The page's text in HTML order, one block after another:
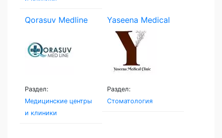
Qorasuv Medline
Раздел:
Медицинские центры
и клиники
Yaseena Medical
Clinic
Раздел:
Стоматология